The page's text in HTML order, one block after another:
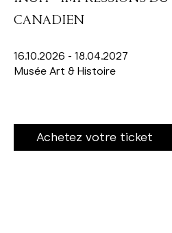
CANADIEN
16.10.2026 - 18.04.2027
Musée Art & Histoire
Achetez votre ticket